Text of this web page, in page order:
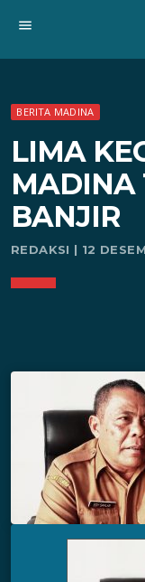
menu
BERITA MADINA
LIMA
MADINA
BANJIR
REDAKSI | 12